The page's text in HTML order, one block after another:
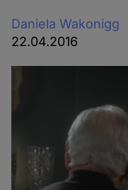
Daniela Wakonigg
22.04.2016